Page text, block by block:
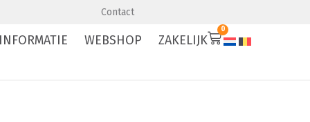
Contact
WEBSHOP ZAKELIJK
0